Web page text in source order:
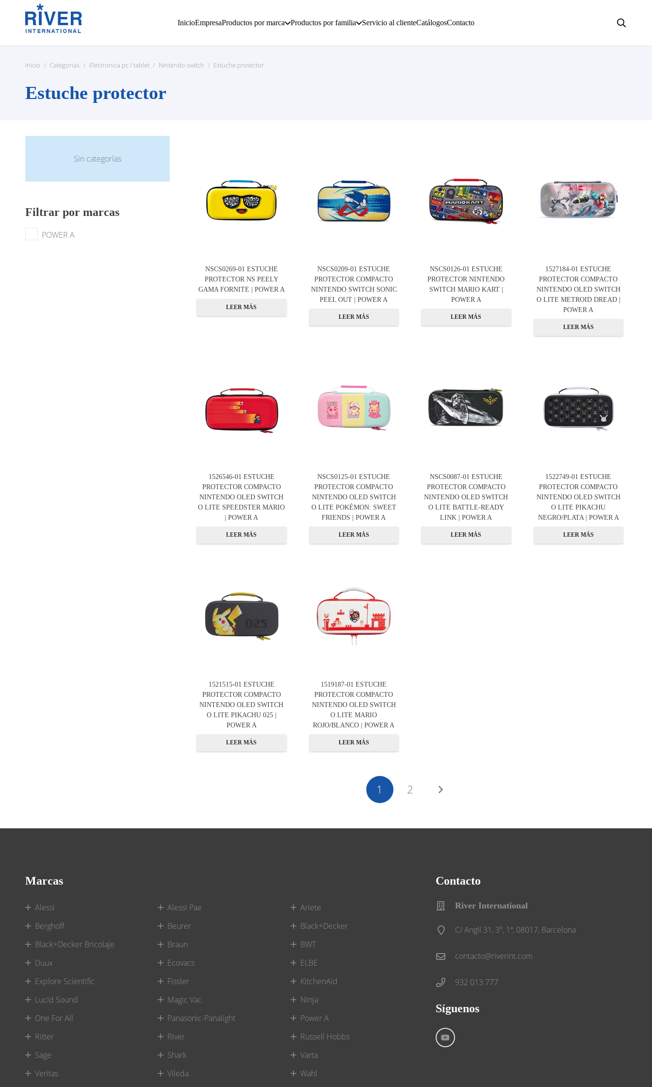
InicioEmpresaProductos por marca Productos por familia Servicio al clienteCatálogosContacto
Inicio / Categorias / Electronica pc / tablet / Nintendo switch / Estuche protector
Estuche protector
Sin categorías
Filtrar por marcas
POWER A
NSCS0269-01 ESTUCHE
PROTECTOR NS PEELY
GAMA FORNITE | POWER A
LEER MÁS
NSCS0209-01 ESTUCHE
PROTECTOR COMPACTO
NINTENDO SWITCH SONIC
PEEL OUT | POWER A
LEER MÁS
NSCS0126-01 ESTUCHE
PROTECTOR NINTENDO
SWITCH MARIO KART |
POWER A
LEER MÁS
1527184-01 ESTUCHE
PROTECTOR COMPACTO
NINTENDO OLED SWITCH
O LITE METROID DREAD |
POWER A
LEER MÁS
1526546-01 ESTUCHE
PROTECTOR COMPACTO
NINTENDO OLED SWITCH
O LITE SPEEDSTER MARIO
| POWER A
LEER MÁS
NSCS0125-01 ESTUCHE
PROTECTOR COMPACTO
NINTENDO OLED SWITCH
O LITE POKÉMON: SWEET
FRIENDS | POWER A
LEER MÁS
NSCS0087-01 ESTUCHE
PROTECTOR COMPACTO
NINTENDO OLED SWITCH
O LITE BATTLE-READY
LINK | POWER A
LEER MÁS
1522749-01 ESTUCHE
PROTECTOR COMPACTO
NINTENDO OLED SWITCH
O LITE PIKACHU
NEGRO/PLATA | POWER A
LEER MÁS
1521515-01 ESTUCHE
PROTECTOR COMPACTO
NINTENDO OLED SWITCH
O LITE PIKACHU 025 |
POWER A
LEER MÁS
1519187-01 ESTUCHE
PROTECTOR COMPACTO
NINTENDO OLED SWITCH
O LITE MARIO
ROJO/BLANCO | POWER A
LEER MÁS
1 2
Marcas
Alessi Alessi Pae
Ariete
Berghoff
Beurer
Black+Decker
Black+Decker Bricolaje
Braun
BWT
Duux
Ecovacs
ELBE
Explore Scientific
Fissler
KitchenAid
Lucid Sound
Magic Vac
Ninja
One For All
Panasonic-Panalight
Power A
Ritter
River
Russell Hobbs
Sage
Shark
Varta
Veritas
Vileda Wahl
Contacto
River International
C/ Anglí 31, 3º, 1ª, 08017, Barcelona
contacto@riverint.com
932 013 777
Síguenos